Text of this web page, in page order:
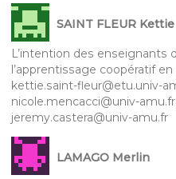
SAINT FLEUR Kettie
L’intention des
l’apprentissage coopératif
kettie.saint-fleur@etu.univ-
nicole.mencacci@univ-
jeremy.castera@univ-amu.fr
LAMAGO Merlin